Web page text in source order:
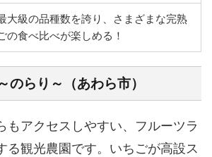
大級の品種数を誇り、さまざまな完熟
の食べ比べが楽しめる！
のらり～（あわら市）
もアクセスしやすい、フルーツラ
る観光農園です。いちごが高設ス